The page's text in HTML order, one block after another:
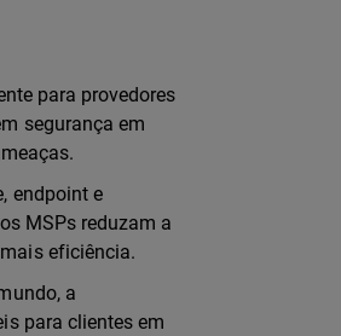
para provedores
segurança em
endpoint e
MSPs reduzam a
eficiência.
a
para clientes em